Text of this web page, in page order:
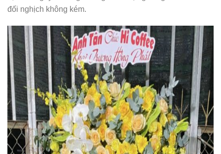
đối nghịch không kém.